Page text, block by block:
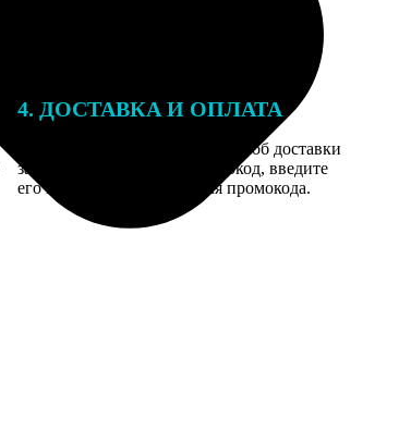
4. ДОСТАВКА И ОПЛАТА
Введите адрес и выберите способ доставки
заказа. Если у вас есть промокод, введите
его в специальное поле для промокода.